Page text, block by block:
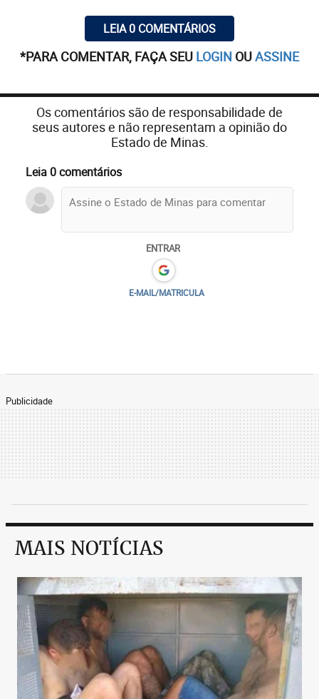
LEIA 0 COMENTÁRIOS
*PARA COMENTAR, FAÇA SEU LOGIN OUASSINE
Os comentários são de responsabilidade de
seus autores e não representam a opinião do
Estado de Minas.
Leia 0 comentários
ENTRAR
E-MAIL/MATRICULA
Publicidade
MAIS NOTÍCIAS